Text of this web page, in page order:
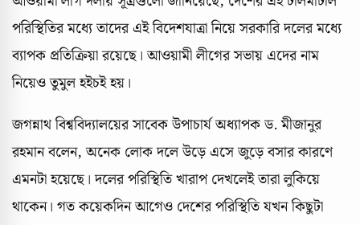
পরিস্থিতির মধ্যে তাদের এই বিদেশযাত্রা নিয়ে সরকারি দলের মধ্যে
ব্যাপক প্রতিক্রিয়া রয়েছে। আওয়ামী লীগের সভায় এদের নাম
নিয়েও তুমুল হইচই হয়।
জগন্নাথ বিশ্ববিদ্যালয়ের সাবেক উপাচার্য অধ্যাপক ড. মীজানুর
রহমান বলেন, অনেক লোক দলে উড়ে এসে জুড়ে বসার কারণে
এমনটা হয়েছে। দলের পরিস্থিতি খারাপ দেখলেই তারা লুকিয়ে
থাকেন। গত কয়েকদিন আগেও দেশের পরিস্থিতি যখন কিছুটা